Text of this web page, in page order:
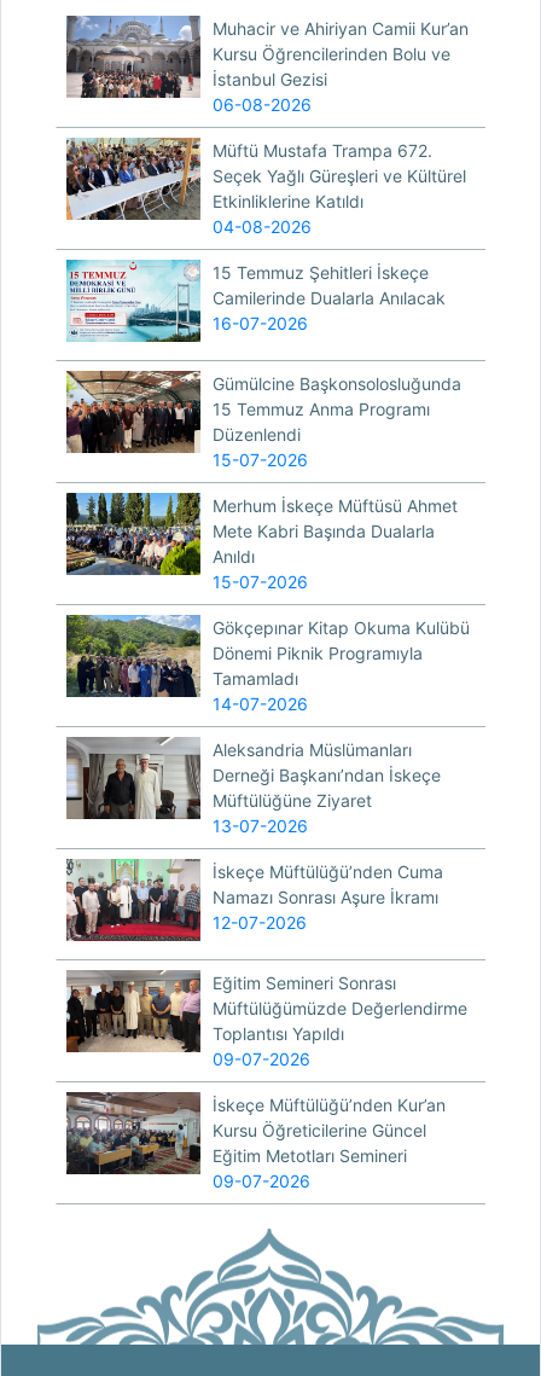
Muhacir ve Ahiriyan Camii Kur’an
Kursu Öğrencilerinden Bolu ve
İstanbul Gezisi
06-08-2026
Müftü Mustafa Trampa 672.
Seçek Yağlı Güreşleri ve Kültürel
Etkinliklerine Katıldı
04-08-2026
15 Temmuz Şehitleri İskeçe
Camilerinde Dualarla Anılacak
16-07-2026
Gümülcine Başkonsolosluğunda
15 Temmuz Anma Programı
Düzenlendi
15-07-2026
Merhum İskeçe Müftüsü Ahmet
Mete Kabri Başında Dualarla
Anıldı
15-07-2026
Gökçepınar Kitap Okuma Kulübü
Dönemi Piknik Programıyla
Tamamladı
14-07-2026
Aleksandria Müslümanları
Derneği Başkanı’ndan İskeçe
Müftülüğüne Ziyaret
13-07-2026
İskeçe Müftülüğü’nden Cuma
Namazı Sonrası Aşure İkramı
12-07-2026
Eğitim Semineri Sonrası
Müftülüğümüzde Değerlendirme
Toplantısı Yapıldı
09-07-2026
İskeçe Müftülüğü’nden Kur’an
Kursu Öğreticilerine Güncel
Eğitim Metotları Semineri
09-07-2026